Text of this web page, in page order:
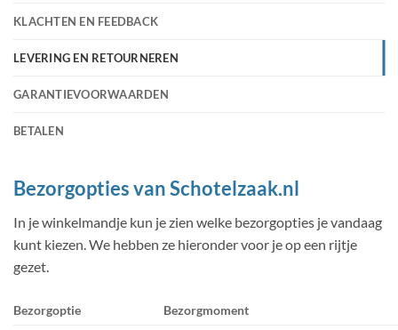
KLACHTEN EN FEEDBACK
LEVERING EN RETOURNEREN
GARANTIEVOORWAARDEN
BETALEN
Bezorgopties van Schotelzaak.nl
In je winkelmandje kun je zien welke bezorgopties je vandaag
kunt kiezen. We hebben ze hieronder voor je op een rijtje
gezet.
Bezorgoptie
Bezorgmoment